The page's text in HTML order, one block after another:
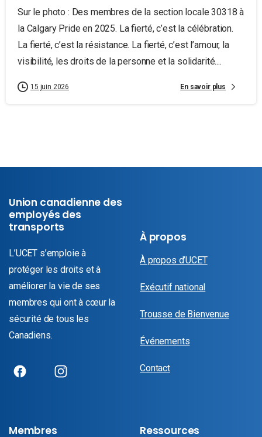
Sur le photo : Des membres de la section locale 30318 à
la Calgary Pride en 2025. La fierté, c’est la célébration.
La fierté, c’est la résistance. La fierté, c’est l’amour, la
visibilité, les droits de la personne et la solidarité....
15 juin 2026 En savoir plus
Union canadienne des
employés des
transports
L’UCET s’emploie à
protéger les droits et à
améliorer la vie de ses
membres qui ont à cœur la
sécurité de tous les
Canadiens.
À propos
À propos d’UCET
Exécutif national
Trousse de Bienvenue
Événements
Contact
Membres Ressources